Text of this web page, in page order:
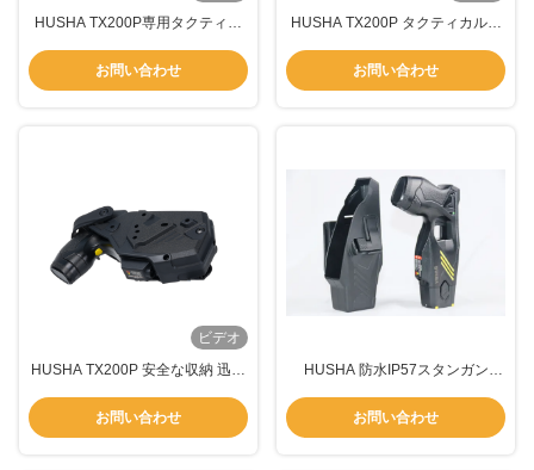
HUSHA TX200P専用タクティカ
持力と素早いアクセス
お問い合わせ
HUSHA TX200P タクティカルホ
な保持と迅速なアクセスを実現
（電撃武器用）
お問い合わせ
ビデオ
HUSHA TX200P 安全な収納 迅速
術ホルスター
お問い合わせ
HUSHA 防水IP57スタンガン
法執行機関向け
お問い合わせ